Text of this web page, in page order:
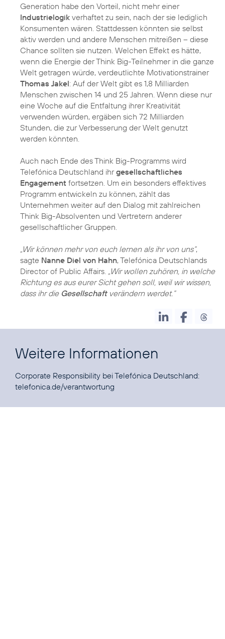
Generation habe den Vorteil, nicht mehr einer
Industrielogik verhaftet zu sein, nach der sie lediglich
Konsumenten wären. Stattdessen könnten sie selbst
aktiv werden und andere Menschen mitreißen – diese
Chance sollten sie nutzen. Welchen Effekt es hätte,
wenn die Energie der Think Big-Teilnehmer in die ganze
Welt getragen würde, verdeutlichte Motivationstrainer
Thomas Jakel: Auf der Welt gibt es 1,8 Milliarden
Menschen zwischen 14 und 25 Jahren. Wenn diese nur
eine Woche auf die Entfaltung ihrer Kreativität
verwenden würden, ergäben sich 72 Milliarden
Stunden, die zur Verbesserung der Welt genutzt
werden könnten.
Auch nach Ende des Think Big-Programms wird
Telefónica Deutschland ihrgesellschaftliches
Engagement fortsetzen. Um ein besonders effektives
Programm entwickeln zu können, zählt das
Unternehmen weiter auf den Dialog mit zahlreichen
Think Big-Absolventen und Vertretern anderer
gesellschaftlicher Gruppen.
„Wir können mehr von euch lernen als ihr von uns“,
sagte Nanne Diel von Hahn, Telefónica Deutschlands
Director of Public Affairs.
„Wir wollen zuhören, in welche
Richtung es aus eurer Sicht gehen soll, weil wir wissen,
dass ihr die Gesellschaftverändern werdet.“
Weitere Informationen
Corporate Responsibility bei Telefónica Deutschland:
telefonica.de/verantwortung